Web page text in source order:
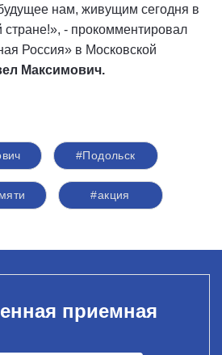
нам, живущим сегодня в
- прокомментировал
Россия» в Московской
Максимович.
#Подольск
#акция
приемная